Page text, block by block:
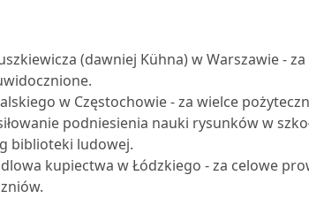
(dawniej Kühna) w Warszawie -
w Częstochowie - za wielce
podniesienia nauki rysunków w
biblioteki ludowej.
kupiectwa w Łódzkiego - za celowe